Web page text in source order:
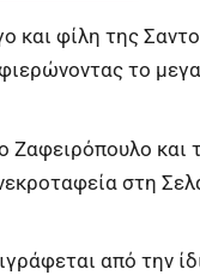
και φίλη της
το
και
στη
από την